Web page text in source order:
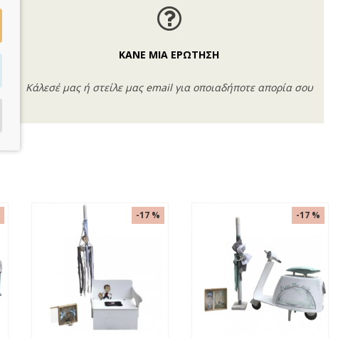
ΚΑΝΕ ΜΙΑ ΕΡΩΤΗΣΗ
Κάλεσέ μας ή στείλε μας email για οποιαδήποτε απορία σου
-17 % -17 %